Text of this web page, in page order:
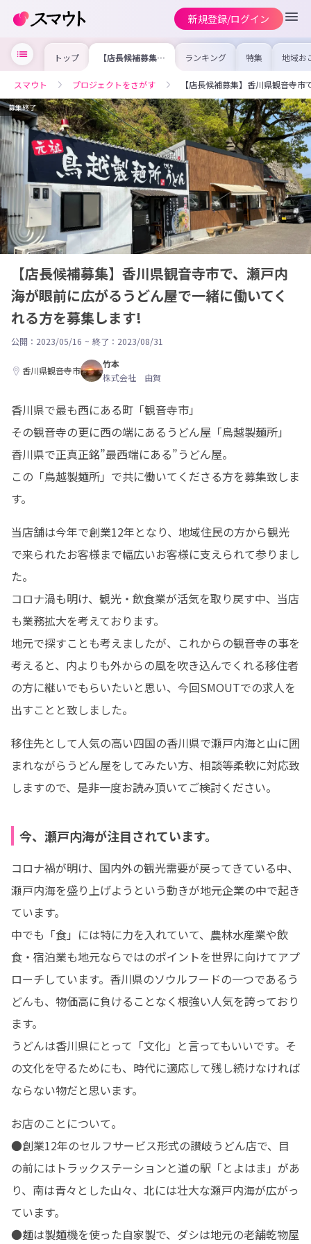
新規登録/ログイン
トップ 【店長候補募集】
香川県観音寺市
前に広がるうどん
屋で一緒に働いて
くれる方を募集し
ます!
ランキング 特集 地域お
の求
を集め
事内容
を比較
合った
けよう
スマウト プロジェクトをさがす 【店長候補募集】香川県観音寺
募集終了
【店長候補募集】香川県観音寺市で、瀬戸内
海が眼前に広がるうどん屋で一緒に働いてく
れる方を募集します!
公開：2023/05/16 ~ 終了：2023/08/31
香川県観音寺市
竹本
株式会社 由賀
香川県で最も西にある町「観音寺市」
その観音寺の更に西の端にあるうどん屋「鳥越製麺所」
香川県で正真正銘”最西端にある”うどん屋。
この「鳥越製麺所」で共に働いてくださる方を募集致しま
す。
当店舗は今年で創業12年となり、地域住民の方から観光
で来られたお客様まで幅広いお客様に支えられて参りまし
た。
コロナ渦も明け、観光・飲食業が活気を取り戻す中、当店
も業務拡大を考えております。
地元で探すことも考えましたが、これからの観音寺の事を
考えると、内よりも外からの風を吹き込んでくれる移住者
の方に継いでもらいたいと思い、今回SMOUTでの求人を
出すことと致しました。
移住先として人気の高い四国の香川県で瀬戸内海と山に囲
まれながらうどん屋をしてみたい方、相談等柔軟に対応致
しますので、是非一度お読み頂いてご検討ください。
今、瀬戸内海が注目されています。
コロナ禍が明け、国内外の観光需要が戻ってきている中、
瀬戸内海を盛り上げようという動きが地元企業の中で起き
ています。
中でも「食」には特に力を入れていて、農林水産業や飲
食・宿泊業も地元ならではのポイントを世界に向けてアプ
ローチしています。香川県のソウルフードの一つであるう
どんも、物価高に負けることなく根強い人気を誇っており
ます。
うどんは香川県にとって「文化」と言ってもいいです。そ
の文化を守るためにも、時代に適応して残し続けなければ
ならない物だと思います。
お店のことについて。
●創業12年のセルフサービス形式の讃岐うどん店で、目
の前にはトラックステーションと道の駅「とよはま」があ
り、南は青々とした山々、北には壮大な瀬戸内海が広がっ
ています。
●麺は製麺機を使った自家製で、ダシは地元の老舗乾物屋